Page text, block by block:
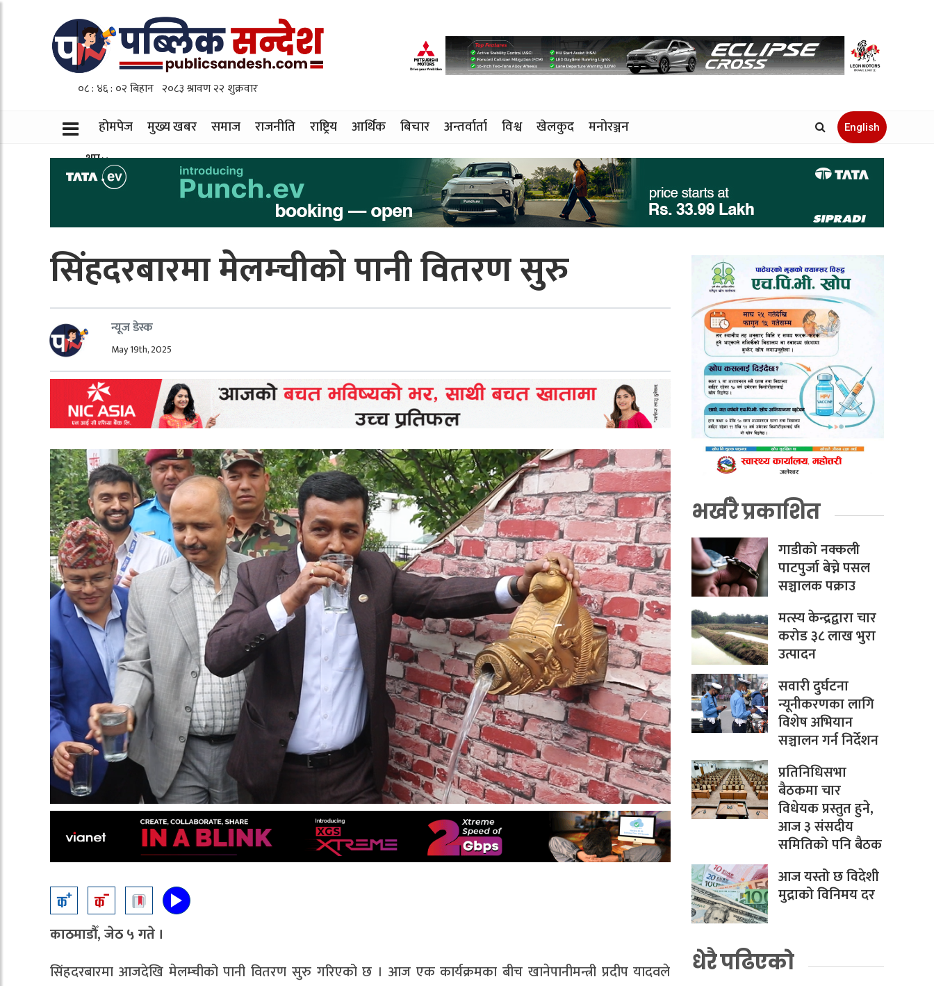
होमपेज मुख्य खबर समाज राजनीति राष्ट्रिय आर्थिक बिचार अन्तर्वार्ता विश्व खेलकुद
मनोरञ्जन
थप
English
सिंहदरबारमा मेलम्चीको पानी वितरण सुरु
न्यूज डेस्क
May 19th, 2025
काठमाडौँ, जेठ ५ गते ।
सिंहदरबारमा आजदेखि मेलम्चीको पानी वितरण सुरु गरिएको छ । आज एक कार्यक्रमका बीच खानेपानीमन्त्री प्रदीप यादवले
भर्खरै प्रकाशित
गाडीको नक्कली
पाटपुर्जा बेच्ने पसल
सञ्चालक पक्राउ
मत्स्य केन्द्रद्वारा चार
करोड ३८ लाख भुरा
उत्पादन
सवारी दुर्घटना
न्यूनीकरणका लागि
विशेष अभियान
सञ्चालन गर्न निर्देशन
प्रतिनिधिसभा
बैठकमा चार
विधेयक प्रस्तुत हुने,
आज ३ संसदीय
समितिको पनि बैठक
आज यस्तो छ विदेशी
मुद्राको विनिमय दर
धेरै पढिएको